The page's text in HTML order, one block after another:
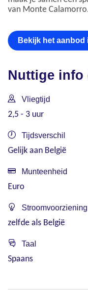
van Monte
Bekijk het aanbod
Nuttige info
Vliegtijd
2,5 - 3 uur
Tijdsverschil
Gelijk aan België
Munteenheid
Euro
Stroomvoorziening
zelfde als België
Taal
Spaans